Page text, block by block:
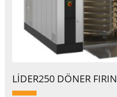
LİDER250 DÖNER FIRIN